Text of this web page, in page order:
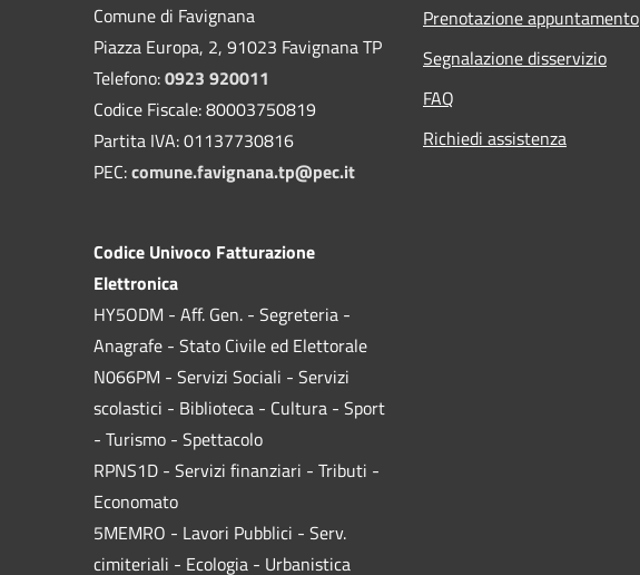
Comune di Favignana
Piazza Europa, 2, 91023 Favignana TP
Telefono:0923 920011
Codice Fiscale: 80003750819
Partita IVA: 01137730816
PEC:comune.favignana.tp@pec.it
Codice Univoco Fatturazione
Elettronica
HY5ODM - Aff. Gen. - Segreteria -
Anagrafe - Stato Civile ed Elettorale
N066PM - Servizi Sociali - Servizi
scolastici - Biblioteca - Cultura - Sport
- Turismo - Spettacolo
RPNS1D - Servizi finanziari - Tributi -
Economato
5MEMRO - Lavori Pubblici - Serv.
cimiteriali - Ecologia - Urbanistica
Prenotazione appuntamento
Segnalazione disservizio
FAQ
Richiedi assistenza